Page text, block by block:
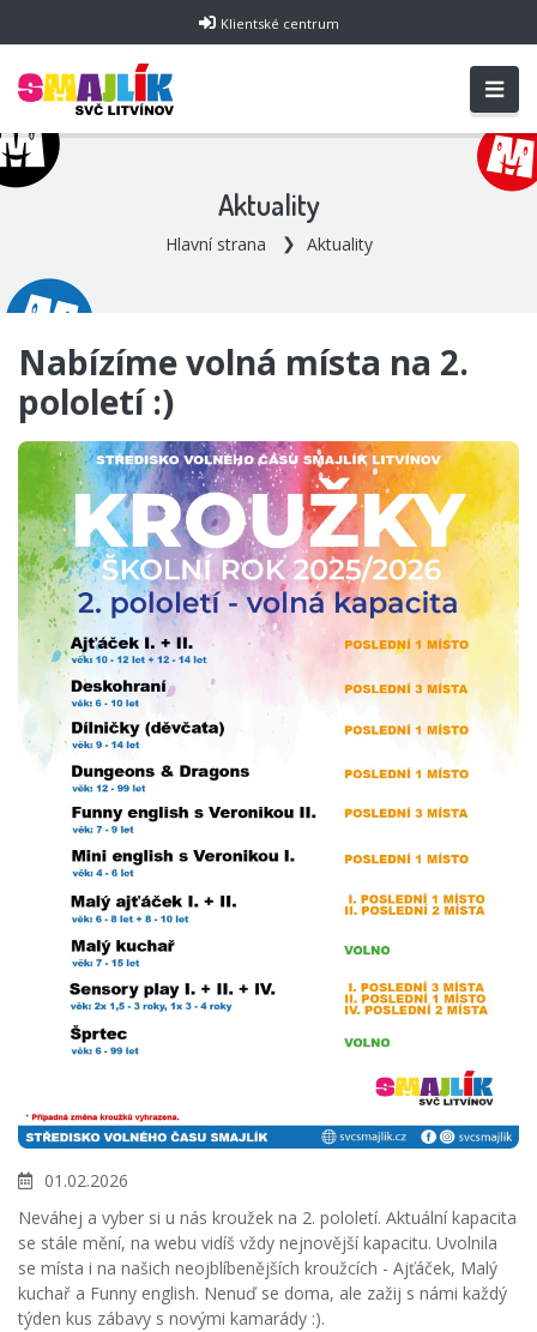
Klientské centrum
Aktuality
Hlavní strana Aktuality
Nabízíme volná místa na 2.
pololetí :)
01.02.2026
Neváhej a vyber si u nás kroužek na 2. pololetí. Aktuální kapacita
se stále mění, na webu vidíš vždy nejnovější kapacitu. Uvolnila
se místa i na našich neojblíbenějších kroužcích - Ajťáček, Malý
kuchař a Funny english. Nenuď se doma, ale zažij s námi každý
týden kus zábavy s novými kamarády :).